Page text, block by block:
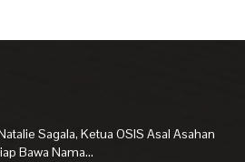
Sagala, Ketua OSIS Asal Asahan
Bawa Nama...